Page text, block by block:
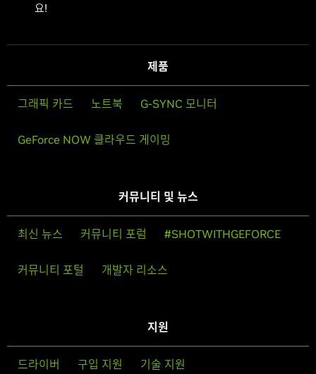
요!
제품
그래픽 카드 노트북 G-SYNC 모니터
GeForce NOW 클라우드 게이밍
커뮤니티 및 뉴스
최신 뉴스 커뮤니티 포럼 #SHOTWITHGEFORCE
커뮤니티 포털 개발자 리소스
지원
드라이버 구입 지원 기술 지원